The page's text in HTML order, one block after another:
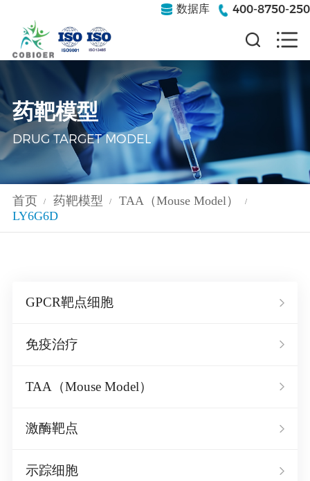
数据库 400-8750-250
药靶模型
DRUG TARGET MODEL
首页 / 药靶模型 / TAA（Mouse Model） /
LY6G6D
GPCR靶点细胞
免疫治疗
TAA（Mouse Model）
激酶靶点
示踪细胞